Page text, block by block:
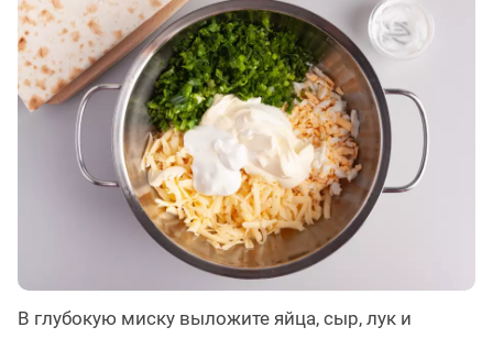
В глубокую миску выложите яйца, сыр, лук и